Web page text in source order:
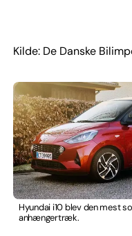
Kilde: De Danske
Hyundai i10 blev den mest
anhængertræk.